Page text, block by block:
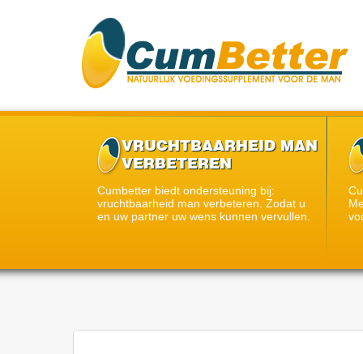
VRUCHTBAARHEID MAN
VERBETEREN
Cumbetter biedt ondersteuning bij:
vruchtbaarheid man verbeteren. Zodat u
en uw partner uw wens kunnen vervullen.